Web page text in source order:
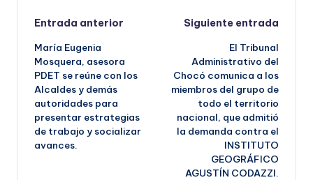
Navegación
de
entradas
Entrada anterior
María Eugenia
Mosquera, asesora
PDET se reúne con los
Alcaldes y demás
autoridades para
presentar estrategias
de trabajo y socializar
avances.
Siguiente entrada
El Tribunal
Administrativo del
Chocó comunica a los
miembros del grupo de
todo el territorio
nacional, que admitió
la demanda contra el
INSTITUTO
GEOGRÁFICO
AGUSTÍN CODAZZI.